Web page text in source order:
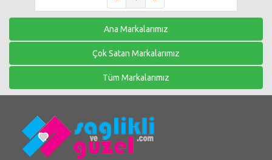
Ana Markalarımız
Çok Satan Markalarımız
Tüm Markalarımız